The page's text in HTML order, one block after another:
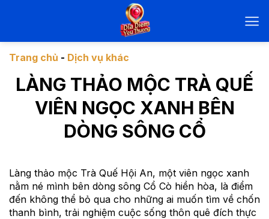
dungTrang chủ - Dịch vụ khác
LÀNG THẢO MỘC TRÀ QUẾ
VIÊN NGỌC XANH BÊN
DÒNG SÔNG CỔ
Làng thảo mộc Trà Quế Hội An, một viên ngọc xanh
nằm né mình bên dòng sông Cổ Cò hiền hòa, là điểm
đến không thể bỏ qua cho những ai muốn tìm về chốn
thanh bình, trải nghiệm cuộc sống thôn quê đích thực